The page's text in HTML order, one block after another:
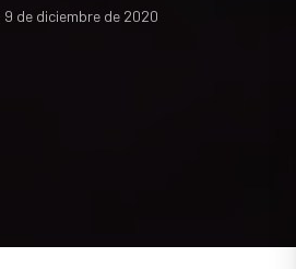
9 de diciembre de 2020